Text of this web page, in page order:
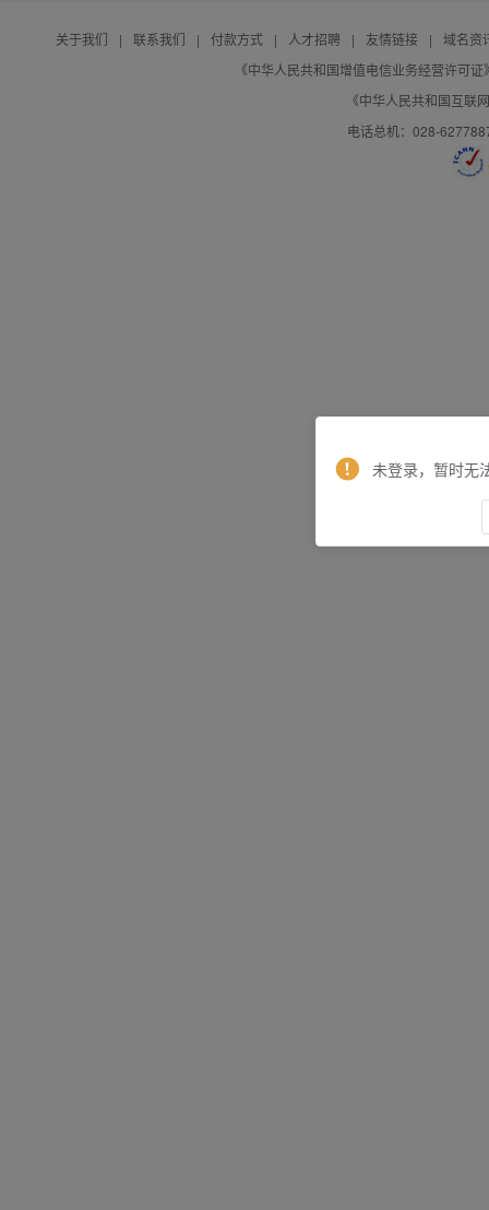
关于我们 | 联系我们 | 付款方式 | 人才招聘 | 友情链接 |
域名资
《中华人民共和国增值电信业务经营许可
《中华人民共和国互联
电话总机：028-
未登录，暂时无